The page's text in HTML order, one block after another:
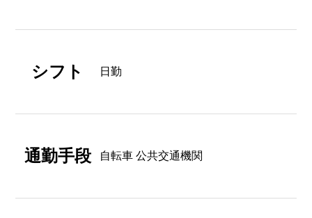
シフト 日勤
通勤手段 自転車 公共交通機関